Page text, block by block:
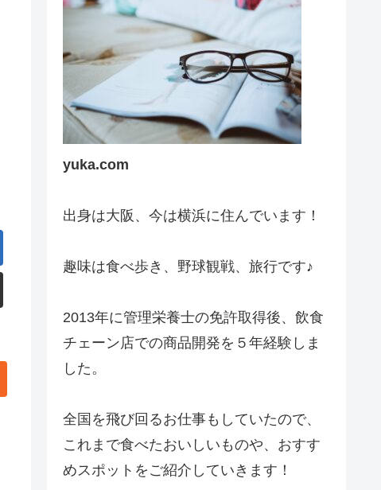
yuka.com
出身は大阪、今は横浜に住んでいます！
趣味は食べ歩き、野球観戦、旅行です♪
2013年に管理栄養士の免許取得後、飲食
チェーン店での商品開発を５年経験しま
した。
全国を飛び回るお仕事もしていたので、
これまで食べたおいしいものや、おすす
めスポットをご紹介していきます！